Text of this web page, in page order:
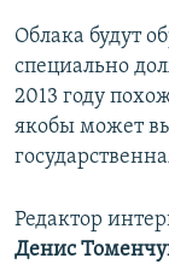
Облака будут
специально
2013 году
якобы может
Редактор
Денис